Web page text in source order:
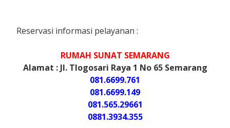
Reservasi informasi pelayanan :
RUMAH SUNAT SEMARANG
Alamat : Jl. Tlogosari Raya 1 No 65 Semarang
081.6699.761
081.6699.149
081.565.29661
0881.3934.355